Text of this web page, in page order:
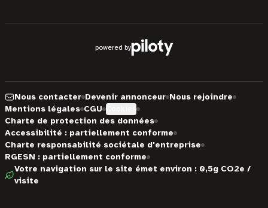
powered by
Nous contacter Devenir annonceur Nous rejoindre
Mentions légales CGU
Charte de protection des données
Accessibilité : partiellement conforme
Charte responsabilité sociétale d'entreprise
RGESN : partiellement conforme
Votre navigation sur le site émet environ : 0,5g CO2e /
visite